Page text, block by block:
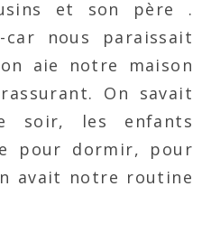
et son père .
car nous paraissait
aie notre maison
On savait
soir, les enfants
pour dormir, pour
avait notre routine